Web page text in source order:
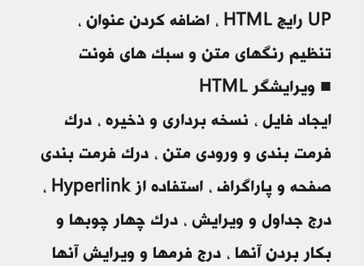
UP رایج HTML ، اضافه کردن عنوان ،
تنظیم رنگهای متن و سبک های فونت
■ ویرایشگر HTML
ایجاد فایل ، نسخه برداری و ذخیره ، درک
فرمت بندی و ورودی متن ، درک فرمت بندی
صفحه و پاراگراف ، استفاده از Hyperlink ،
درج جداول و ویرایش ، درک چهار چوبها و
بکار بردن آنها ، درج فرمها و ویرایش آنها